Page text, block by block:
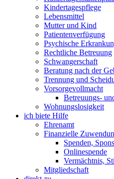
Kindertagespflege
Lebensmittel
Mutter und Kind
Patientenverfügung
Psychische
Rechtliche Betreuung
Schwangerschaft
Beratung nach der
Trennung und
Vorsorgevollmacht
Betreuungs-
Wohnungslosigkeit
ich biete Hilfe
Ehrenamt
Finanzielle
Spenden,
Onlinespende
Vermächtnis,
Mitgliedschaft